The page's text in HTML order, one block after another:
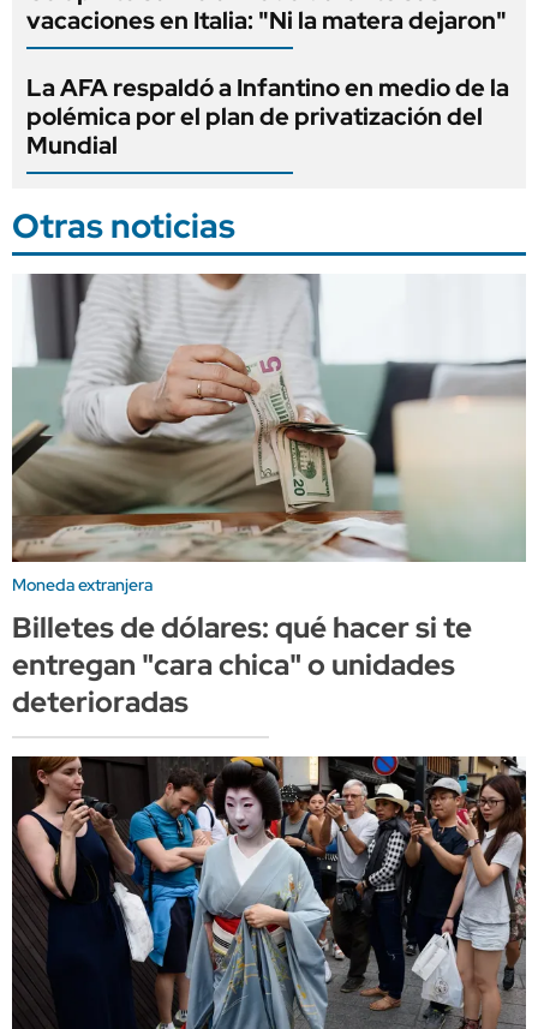
vacaciones en Italia: "Ni la matera dejaron"
La AFA respaldó a Infantino en medio de la
polémica por el plan de privatización del
Mundial
Otras noticias
Moneda extranjera
Billetes de dólares: qué hacer si te
entregan "cara chica" o unidades
deterioradas